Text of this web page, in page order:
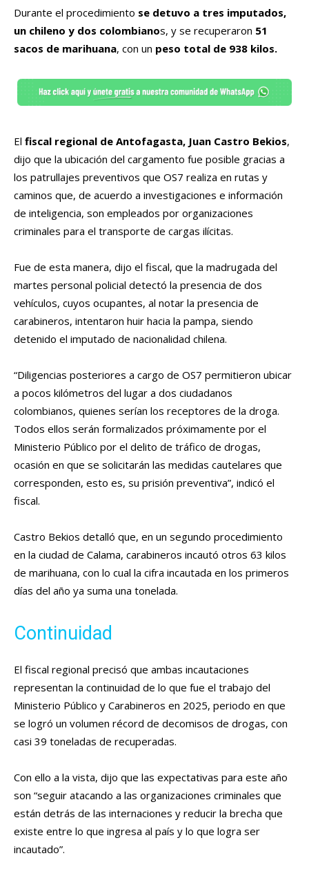
Durante el procedimiento se detuvo a tres imputados,
un chileno y dos colombianos, y se recuperaron 51
sacos de marihuana, con un peso total de 938 kilos.
El fiscal regional de Antofagasta, Juan Castro Bekios,
dijo que la ubicación del cargamento fue posible gracias a
los patrullajes preventivos que OS7 realiza en rutas y
caminos que, de acuerdo a investigaciones e información
de inteligencia, son empleados por organizaciones
criminales para el transporte de cargas ilícitas.
Fue de esta manera, dijo el fiscal, que la madrugada del
martes personal policial detectó la presencia de dos
vehículos, cuyos ocupantes, al notar la presencia de
carabineros, intentaron huir hacia la pampa, siendo
detenido el imputado de nacionalidad chilena.
“Diligencias posteriores a cargo de OS7 permitieron ubicar
a pocos kilómetros del lugar a dos ciudadanos
colombianos, quienes serían los receptores de la droga.
Todos ellos serán formalizados próximamente por el
Ministerio Público por el delito de tráfico de drogas,
ocasión en que se solicitarán las medidas cautelares que
corresponden, esto es, su prisión preventiva”, indicó el
fiscal.
Castro Bekios detalló que, en un segundo procedimiento
en la ciudad de Calama, carabineros incautó otros 63 kilos
de marihuana, con lo cual la cifra incautada en los primeros
días del año ya suma una tonelada.
Continuidad
El fiscal regional precisó que ambas incautaciones
representan la continuidad de lo que fue el trabajo del
Ministerio Público y Carabineros en 2025, periodo en que
se logró un volumen récord de decomisos de drogas, con
casi 39 toneladas de recuperadas.
Con ello a la vista, dijo que las expectativas para este año
son “seguir atacando a las organizaciones criminales que
están detrás de las internaciones y reducir la brecha que
existe entre lo que ingresa al país y lo que logra ser
incautado”.